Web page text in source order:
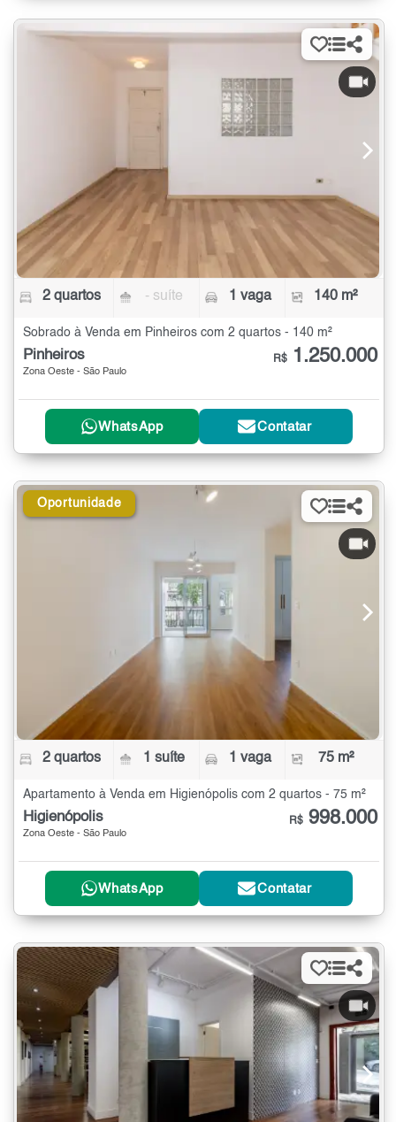
2 quartos - suíte 1 vaga 140 m²
Sobrado à Venda em Pinheiros com 2 quartos - 140 m²
Pinheiros
Zona Oeste - São Paulo
R$ 1.250.000
WhatsApp Contatar
Oportunidade
2 quartos 1 suíte 1 vaga 75 m²
Apartamento à Venda em Higienópolis com 2 quartos - 75 m²
Higienópolis
Zona Oeste - São Paulo
R$ 998.000
WhatsApp Contatar